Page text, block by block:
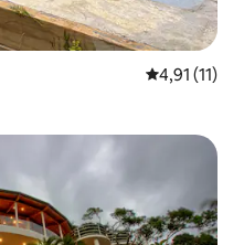
Gemiddelde
4,91 (11)